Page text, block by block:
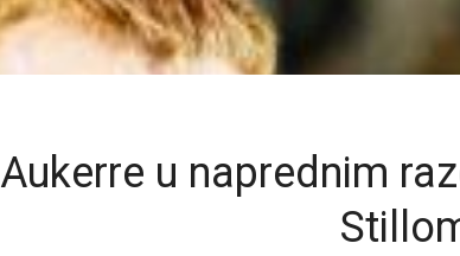
Aukerre u naprednim